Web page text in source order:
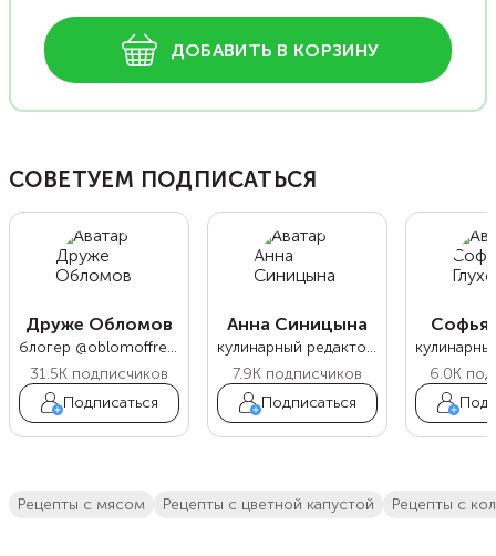
ДОБАВИТЬ В КОРЗИНУ
СОВЕТУЕМ ПОДПИСАТЬСЯ
Друже Обломов
блогер @oblomoffrecipe
31.5K подписчиков
Подписаться
Анна Синицына
кулинарный редактор Food.ru
7.9K подписчиков
Подписаться
Софья
6.0K
Рецепты с мясом рецепты с цветной капустой рецепты с